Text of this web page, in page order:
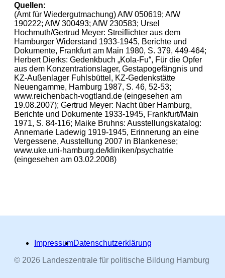
Quellen:
(Amt für Wiedergutmachung) AfW 050619; AfW
190222; AfW 300493; AfW 230583; Ursel
Hochmuth/Gertrud Meyer: Streiflichter aus dem
Hamburger Widerstand 1933-1945, Berichte und
Dokumente, Frankfurt am Main 1980, S. 379, 449-464;
Herbert Dierks: Gedenkbuch „Kola-Fu“, Für die Opfer
aus dem Konzentrationslager, Gestapogefängnis und
KZ-Außenlager Fuhlsbüttel, KZ-Gedenkstätte
Neuengamme, Hamburg 1987, S. 46, 52-53;
www.reichenbach-vogtland.de (eingesehen am
19.08.2007); Gertrud Meyer: Nacht über Hamburg,
Berichte und Dokumente 1933-1945, Frankfurt/Main
1971, S. 84-116; Maike Bruhns: Ausstellungskatalog:
Annemarie Ladewig 1919-1945, Erinnerung an eine
Vergessene, Ausstellung 2007 in Blankenese;
www.uke.uni-hamburg.de/kliniken/psychatrie
(eingesehen am 03.02.2008)
ImpressumDatenschutzerklärung
© 2026 Landeszentrale für politische Bildung Hamburg